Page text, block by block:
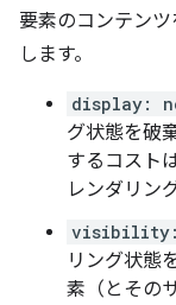
要素のコンテン
します。
display:
グ状態を破
するコスト
レンダリン
visibility:
リング状態
素（とその